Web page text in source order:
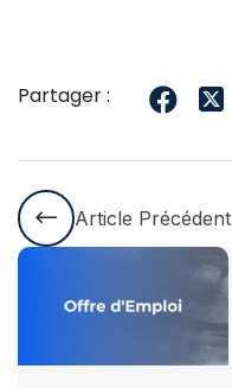
Partager :
Article Précédent